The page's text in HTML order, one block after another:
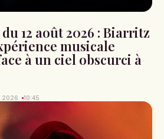
12 août 2026 : Biarritz
musicale
à un ciel obscurci à
2026 10:45